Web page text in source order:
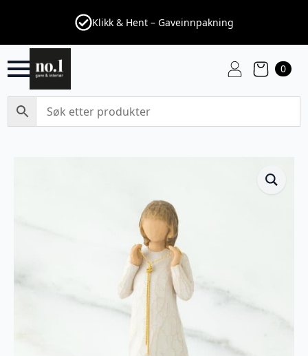
Klikk & Hent – Gaveinnpakning
0